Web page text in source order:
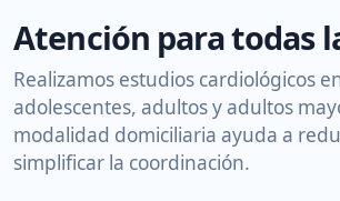
Atención para todas
Realizamos estudios cardiológicos
adolescentes, adultos y adultos
modalidad domiciliaria ayuda a
simplificar la coordinación.